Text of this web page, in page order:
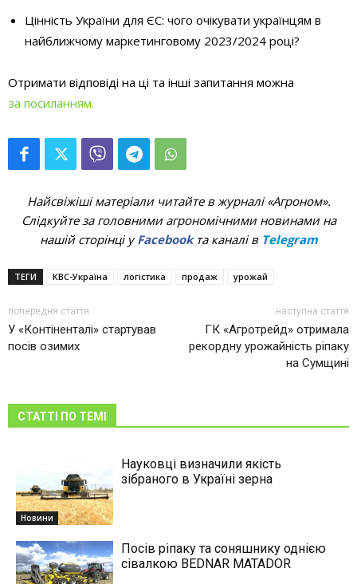
Цінність України для ЄС: чого очікувати українцям в
найближчому маркетинговому 2023/2024 році?
Отримати відповіді на ці та інші запитання можна
за посиланням.
Найсвіжіші матеріали читайте в журналі «Агроном».
Слідкуйте за головними агрономічними новинами на
нашій сторінці уFacebookта каналі в Telegram
ТЕГИ КВС-Україна логістика продаж урожай
попередня стаття
У «Контіненталі» стартував
посів озимих
наступна стаття
ГК «Агротрейд» отримала
рекордну урожайність ріпаку
на Сумщині
СТАТТІ ПО ТЕМІ
Новини
Науковці визначили якість
зібраного в Україні зерна
Посів ріпаку та соняшнику однією
сівалкою BEDNAR MATADOR